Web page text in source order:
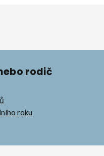
rodič
roku